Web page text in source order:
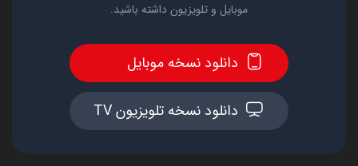
موبایل و تلویزیون داشته باشید.
دانلود نسخه موبایل
دانلود نسخه تلویزیون TV